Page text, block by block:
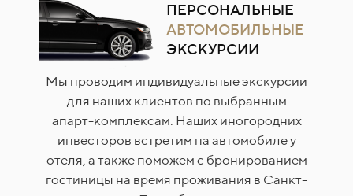
ПЕРСОНАЛЬНЫЕ
АВТОМОБИЛЬНЫЕ
ЭКСКУРСИИ
Мы проводим индивидуальные экскурсии
для наших клиентов по выбранным
апарт-комплексам. Наших иногородних
инвесторов встретим на автомобиле у
отеля, а также поможем с бронированием
гостиницы на время проживания в Санкт-